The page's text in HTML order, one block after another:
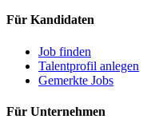
Für Kandidaten
Job finden
Talentprofil anlegen
Gemerkte Jobs
Für Unternehmen